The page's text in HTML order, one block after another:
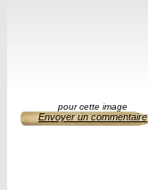
pour cette image
Envoyer un commentaire